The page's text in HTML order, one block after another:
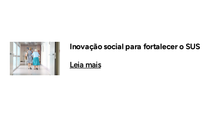
Inovação social para fortalecer o SUS
Leia mais